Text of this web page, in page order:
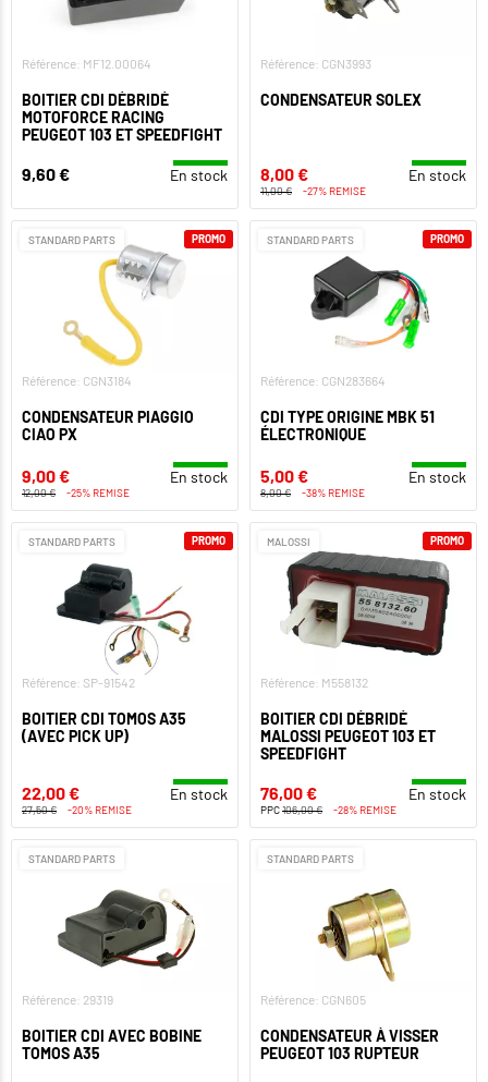
Référence: MF12.00064
BOITIER CDI DÉBRIDÉ
MOTOFORCE RACING
PEUGEOT 103 ET SPEEDFIGHT
9,60 € En stock
Référence: CGN3993
CONDENSATEUR SOLEX
8,00 € En stock
11,00 € -27% REMISE
STANDARD PARTS
Référence: CGN3184
CONDENSATEUR PIAGGIO
CIAO PX
9,00 € En stock
12,00 € -25% REMISE
PROMO STANDARD PARTS
Référence: CGN283664
CDI TYPE ORIGINE MBK 51
ÉLECTRONIQUE
5,00 € En stock
8,00 € -38% REMISE
PROMO
STANDARD PARTS
Référence: SP-91542
BOITIER CDI TOMOS A35
(AVEC PICK UP)
22,00 € En stock
27,50 € -20% REMISE
PROMO MALOSSI
Référence: M558132
BOITIER CDI DÉBRIDÉ
MALOSSI PEUGEOT 103 ET
SPEEDFIGHT
76,00 € En stock
PPC106,00 € -28% REMISE
PROMO
STANDARD PARTS
Référence: 29319
BOITIER CDI AVEC BOBINE
TOMOS A35
STANDARD PARTS
Référence: CGN605
CONDENSATEUR À VISSER
PEUGEOT 103 RUPTEUR